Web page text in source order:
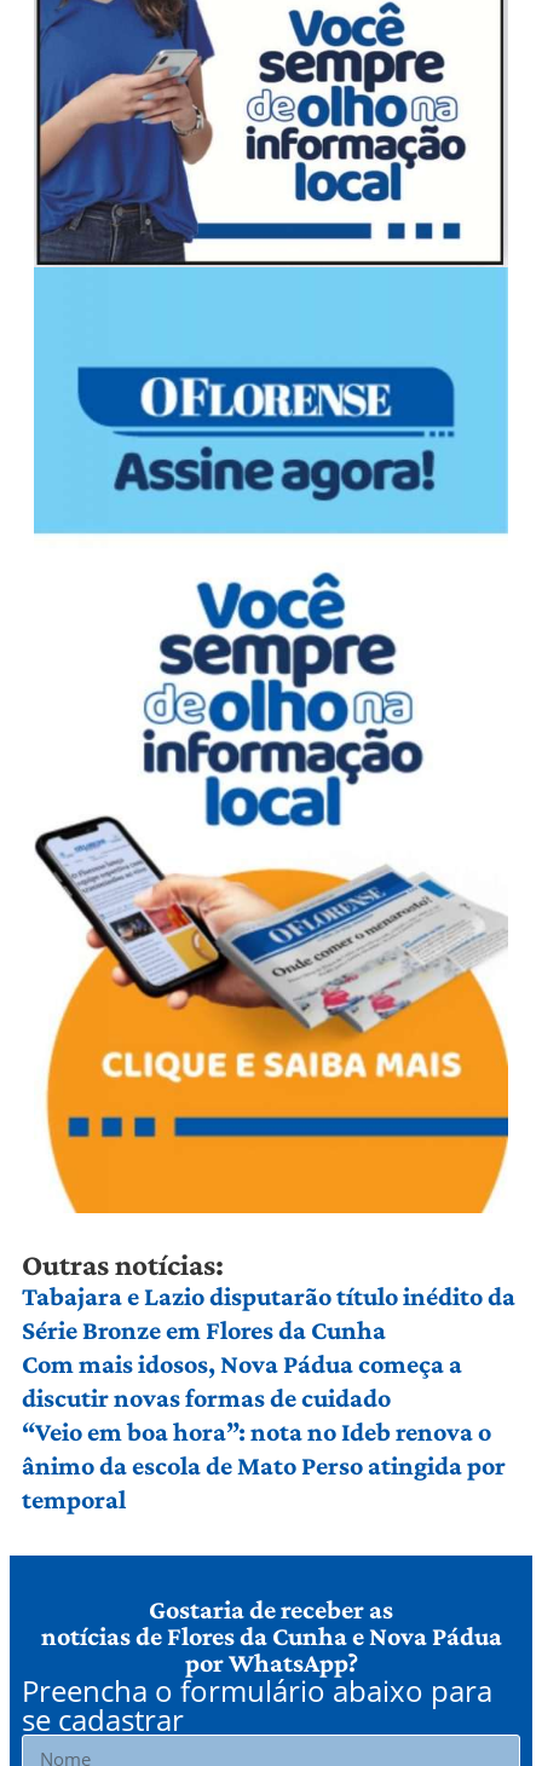
Outras notícias:
Tabajara e Lazio disputarão título inédito da
Série Bronze em Flores da Cunha
Com mais idosos, Nova Pádua começa a
discutir novas formas de cuidado
“Veio em boa hora”: nota no Ideb renova o
ânimo da escola de Mato Perso atingida por
temporal
Gostaria de receber as
notícias de Flores da Cunha e Nova Pádua
por WhatsApp?
Preencha o formulário abaixo para
se cadastrar